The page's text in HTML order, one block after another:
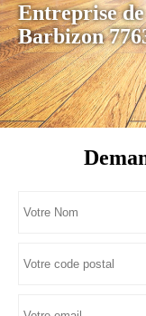
Entreprise
Barbizon